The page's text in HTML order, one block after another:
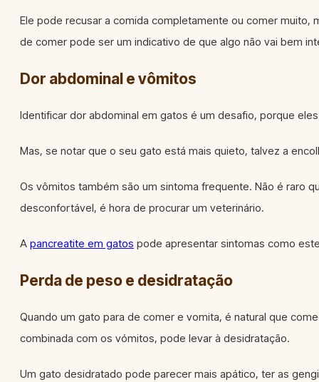
Ele pode recusar a comida completamente ou comer
de comer pode ser um indicativo de que algo não vai bem
Dor abdominal e vômitos
Identificar dor abdominal em gatos é um desafio, porque
Mas, se notar que o seu gato está mais quieto, talvez a
Os vômitos também são um sintoma frequente. Não é raro
desconfortável, é hora de procurar um veterinário.
A pancreatite em gatos pode apresentar sintomas como
Perda de peso e desidratação
Quando um gato para de comer e vomita, é natural que
combinada com os vómitos, pode levar à desidratação.
Um gato desidratado pode parecer mais apático, ter as